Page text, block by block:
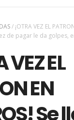
/ ¡OTRA VEZ EL
de pagar le da golpes,
VEZ EL
EN
Se